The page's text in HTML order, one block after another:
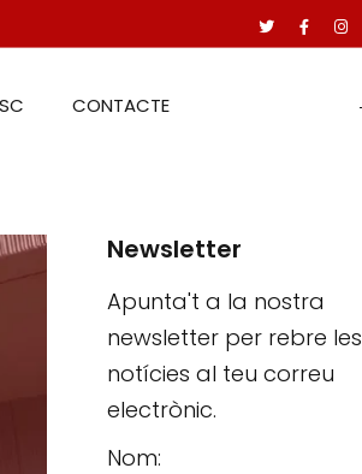
CONTACTE
Newsletter
Apunta't a la nostra
newsletter per rebre les
notícies al teu correu
electrònic.
Nom: